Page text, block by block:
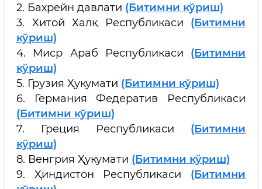
2. Бахрейн давлати (Битимни кўриш)
3. Хитой Халқ Республикаси (Битимни
кўриш)
4. Миср Араб Республикаси (Битимни
кўриш)
5. Грузия Ҳукумати (Битимни кўриш)
6. Германия Федератив Республикаси
(Битимни кўриш)
7. Греция Республикаси (Битимни
кўриш)
8. Венгрия Ҳукумати (Битимни кўриш)
9. Ҳиндистон Республикаси (Битимни